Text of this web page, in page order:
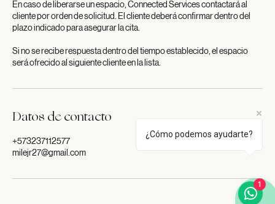
En caso de liberarse un espacio, Connected Services contactará al
cliente por orden de solicitud. El cliente deberá confirmar dentro del
plazo indicado para asegurar la cita.
Si no se recibe respuesta dentro del tiempo establecido, el espacio
Datos de contacto
+573237112577
milejr27@gmail.com
¿Cómo podemos ayudarte?
1